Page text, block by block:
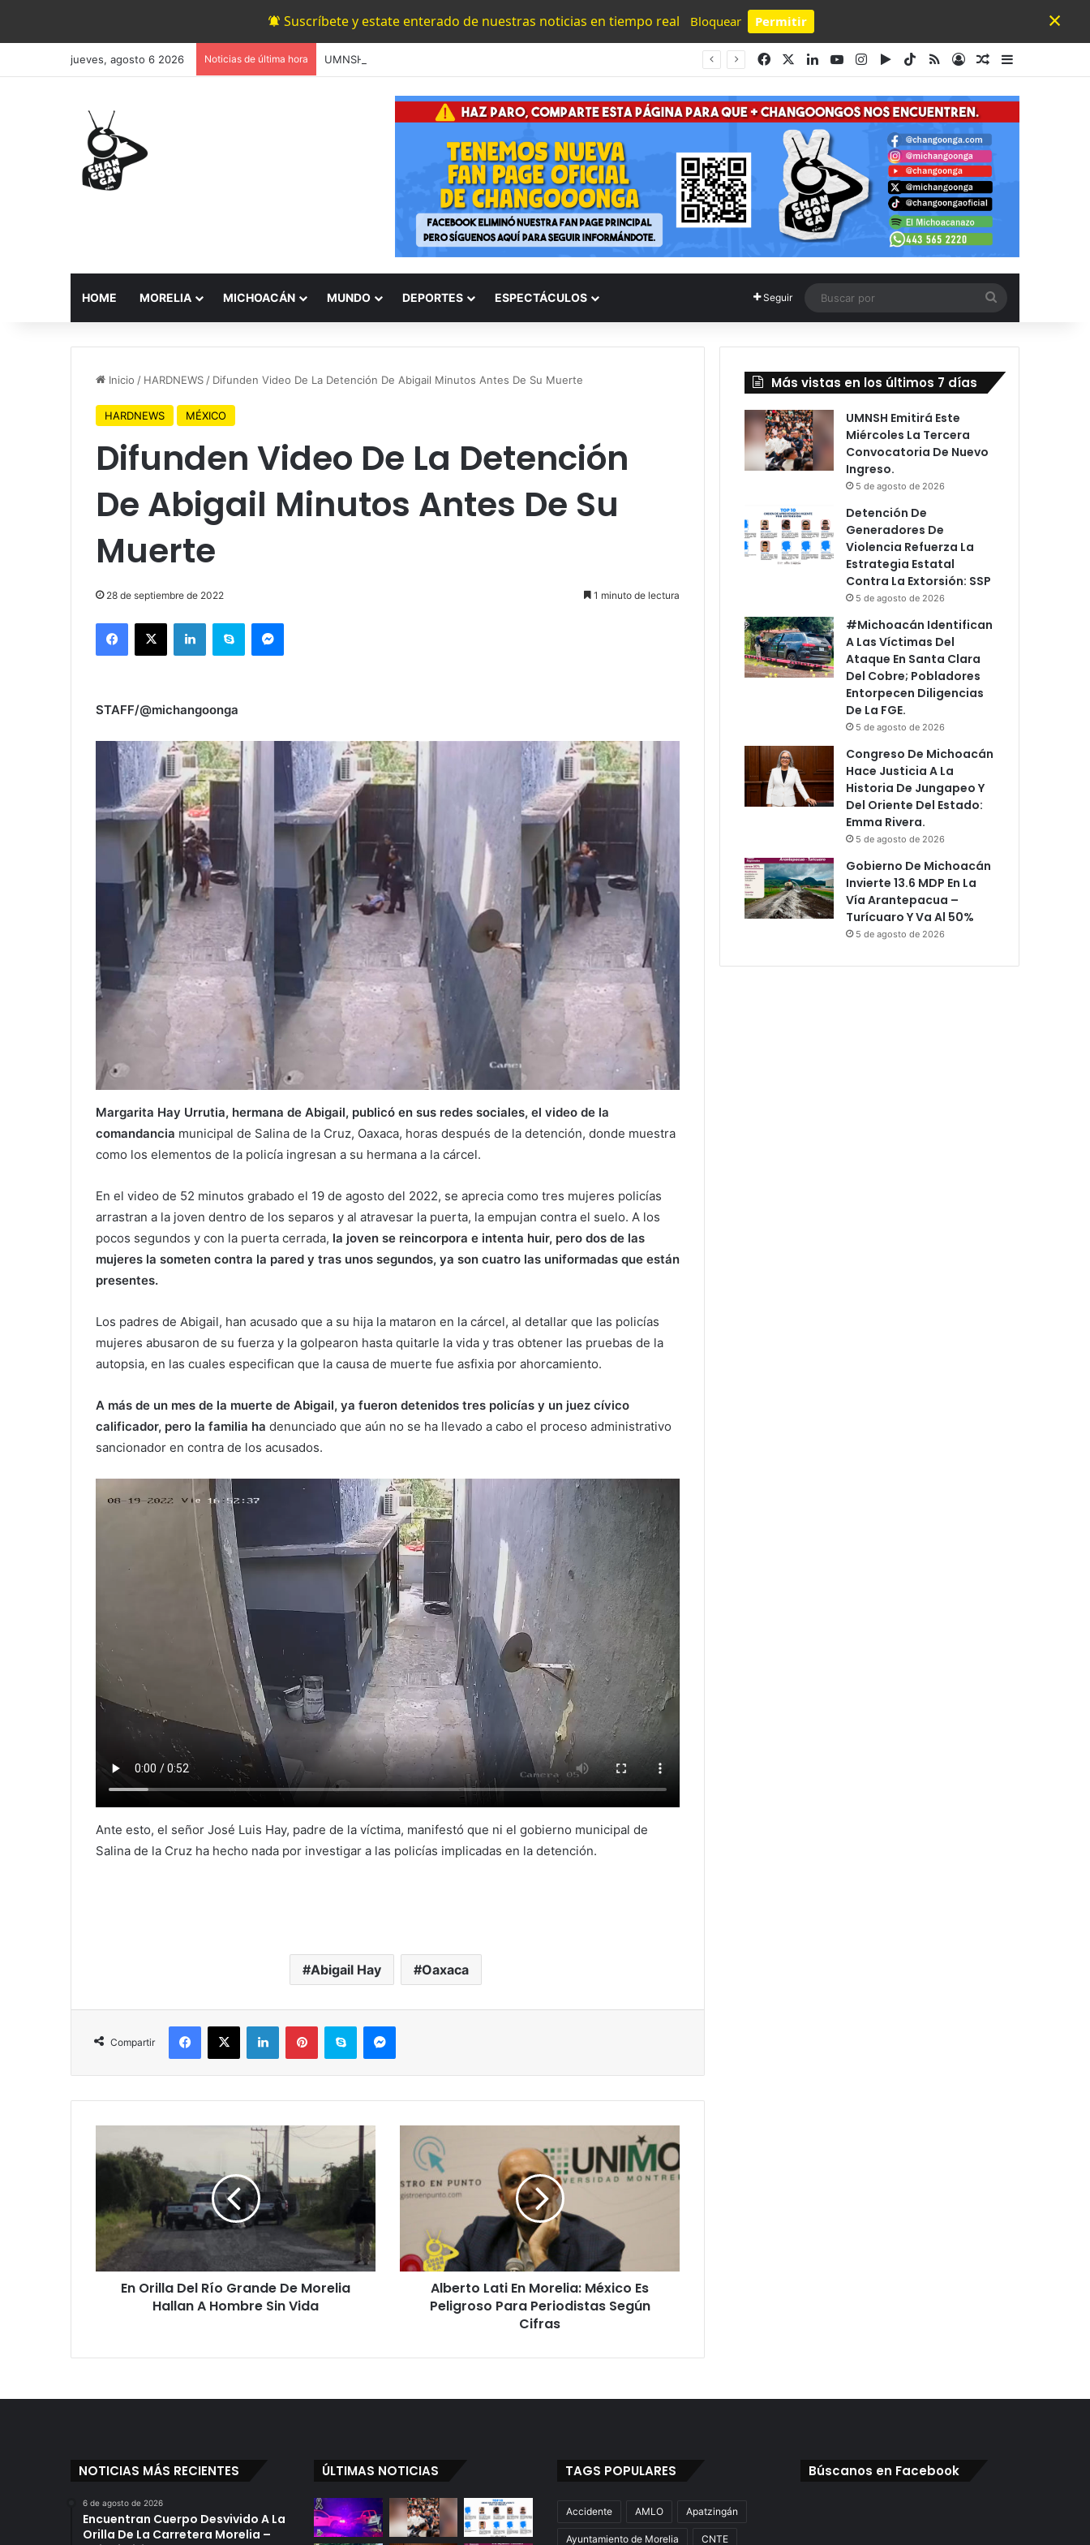
Suscríbete y estate enterado de nuestras noticias en tiempo real Bloquear Permitir
Powered by SendPulse
×
jueves, agosto 6 2026 Noticias de última hora FacebookLinkedInYouTubeInstagram
Google Play
TikTok
RSSAccesoPublicación al
Barra lateral
HOME MORELIA MICHOACÁN MUNDO DEPORTES ESPECTÁCULOS Seguir
por
Inicio / HARDNEWS / Difunden Video De La Detención De Abigail Minutos Antes De Su Muerte
HARDNEWS MÉXICO
Difunden Video De La Detención
De Abigail Minutos Antes De Su
Muerte
28 de septiembre de 2022 1 minuto de lectura
Facebook
X LinkedInSkype Messenger
STAFF/@michangoonga
Margarita Hay Urrutia, hermana de Abigail, publicó en sus redes sociales, el video de la
comandancia municipal de Salina de la Cruz, Oaxaca, horas después de la detención, donde muestra
como los elementos de la policía ingresan a su hermana a la cárcel.
En el video de 52 minutos grabado el 19 de agosto del 2022, se aprecia como tres mujeres policías
arrastran a la joven dentro de los separos y al atravesar la puerta, la empujan contra el suelo. A los
pocos segundos y con la puerta cerrada, la joven se reincorpora e intenta huir, pero dos de las
mujeres la someten contra la pared y tras unos segundos, ya son cuatro las uniformadas que están
presentes.
Los padres de Abigail, han acusado que a su hija la mataron en la cárcel, al detallar que las policías
mujeres abusaron de su fuerza y la golpearon hasta quitarle la vida y tras obtener las pruebas de la
autopsia, en las cuales especifican que la causa de muerte fue asfixia por ahorcamiento.
A más de un mes de la muerte de Abigail, ya fueron detenidos tres policías y un juez cívico
calificador, pero la familia ha denunciado que aún no se ha llevado a cabo el proceso administrativo
sancionador en contra de los acusados.
Ante esto, el señor José Luis Hay, padre de la víctima, manifestó que ni el gobierno municipal de
Salina de la Cruz ha hecho nada por investigar a las policías implicadas en la detención.
Abigail Hay Oaxaca
Compartir
Facebook
X LinkedInPinterestSkype Messenger
Orilla
De
Morelia
Hallan
A
HombreEn Orilla Del Río Grande De Morelia
Hallan A Hombre Sin Vida
Lati
Morelia:
México
Peligroso
Para
Periodistas
Alberto Lati En Morelia: México Es
Peligroso Para Periodistas Según
Cifras
Más vistas en los últimos 7 días
UMNSH Emitirá Este
Miércoles La Tercera
Convocatoria De Nuevo
Ingreso.
5 de agosto de 2026
Detención De
Generadores De
Violencia Refuerza La
Estrategia Estatal
Contra La Extorsión: SSP
5 de agosto de 2026
#Michoacán Identifican
A Las Víctimas Del
Ataque En Santa Clara
Del Cobre; Pobladores
Entorpecen Diligencias
De La FGE.
5 de agosto de 2026
Congreso De Michoacán
Hace Justicia A La
Historia De Jungapeo Y
Del Oriente Del Estado:
Emma Rivera.
5 de agosto de 2026
Gobierno De Michoacán
Invierte 13.6 MDP En La
Vía Arantepacua –
Turícuaro Y Va Al 50%
5 de agosto de 2026
NOTICIAS MÁS RECIENTES
6 de agosto de 2026
Encuentran Cuerpo Desvivido A La
Orilla De La Carretera Morelia –
ÚLTIMAS NOTICIAS TAGS POPULARES
Accidente AMLO Apatzingán
Ayuntamiento de Morelia CNTE
Búscanos en Facebook